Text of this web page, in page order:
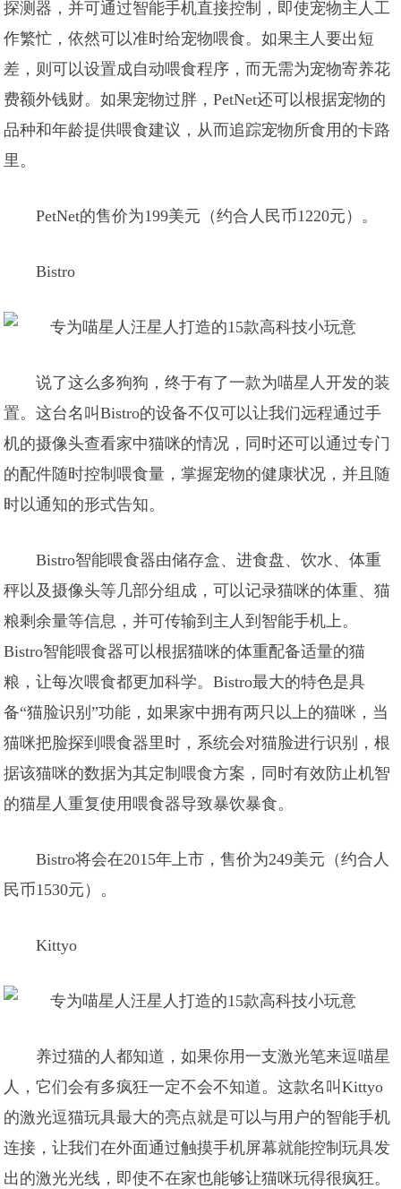
探测器，并可通过智能手机直接控制，即使宠物主人工
作繁忙，依然可以准时给宠物喂食。如果主人要出短
差，则可以设置成自动喂食程序，而无需为宠物寄养花
费额外钱财。如果宠物过胖，PetNet还可以根据宠物的
品种和年龄提供喂食建议，从而追踪宠物所食用的卡路
里。
PetNet的售价为199美元（约合人民币1220元）。
Bistro
说了这么多狗狗，终于有了一款为喵星人开发的装
置。这台名叫Bistro的设备不仅可以让我们远程通过手
机的摄像头查看家中猫咪的情况，同时还可以通过专门
的配件随时控制喂食量，掌握宠物的健康状况，并且随
时以通知的形式告知。
Bistro智能喂食器由储存盒、进食盘、饮水、体重
秤以及摄像头等几部分组成，可以记录猫咪的体重、猫
粮剩余量等信息，并可传输到主人到智能手机上。
Bistro智能喂食器可以根据猫咪的体重配备适量的猫
粮，让每次喂食都更加科学。Bistro最大的特色是具
备“猫脸识别”功能，如果家中拥有两只以上的猫咪，当
猫咪把脸探到喂食器里时，系统会对猫脸进行识别，根
据该猫咪的数据为其定制喂食方案，同时有效防止机智
的猫星人重复使用喂食器导致暴饮暴食。
Bistro将会在2015年上市，售价为249美元（约合人
民币1530元）。
Kittyo
养过猫的人都知道，如果你用一支激光笔来逗喵星
人，它们会有多疯狂一定不会不知道。这款名叫Kittyo
的激光逗猫玩具最大的亮点就是可以与用户的智能手机
连接，让我们在外面通过触摸手机屏幕就能控制玩具发
出的激光光线，即使不在家也能够让猫咪玩得很疯狂。